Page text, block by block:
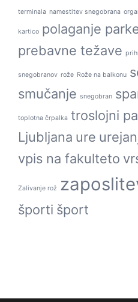
terminala namestitev snegobrana
kartico polaganje
prebavne težave
snegobranov rože Rože na balkonu
smučanje snegobran
toplotna črpalka troslojni
Ljubljana ure
vpis na fakulteto
Zalivanje rož
športi šport